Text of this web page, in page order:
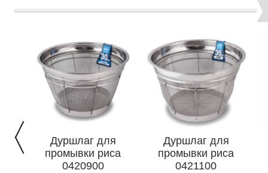
Дуршлаг для
промывки риса
0420900
Дуршлаг для
промывки риса
0421100